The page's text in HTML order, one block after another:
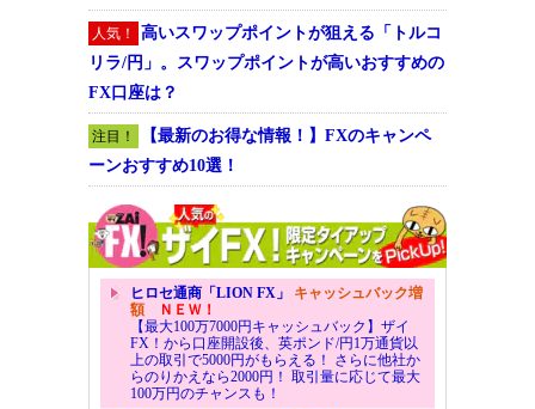
人気！
高いスワップポイントが狙える「トルコ
リラ/円」。スワップポイントが高いおすすめの
FX口座は？
注目！
【最新のお得な情報！】FXのキャンペ
ーンおすすめ10選！
ヒロセ通商「LION FX」 キャッシュバック増
額ＮＥＷ！
【最大100万7000円キャッシュバック】ザイ
FX！から口座開設後、英ポンド/円1万通貨以
上の取引で5000円がもらえる！ さらに他社か
らのりかえなら2000円！ 取引量に応じて最大
100万円のチャンスも！